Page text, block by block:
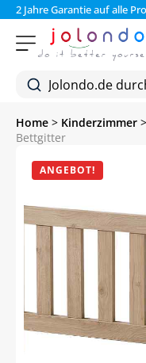
Home > Kinderzimmer >
Bettgitter
ANGEBOT!